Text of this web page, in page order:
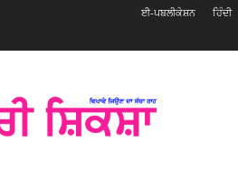
ਈ-ਪਬਲੀਕੇਸ਼ਨ ਹਿੰਦੀ
Shiksha
Punjabi